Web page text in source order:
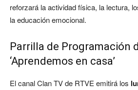
reforzará la actividad física, la lectura,
la educación emocional.
Parrilla de Programación
‘Aprendemos en casa’
El canal Clan TV de RTVE emitirá los